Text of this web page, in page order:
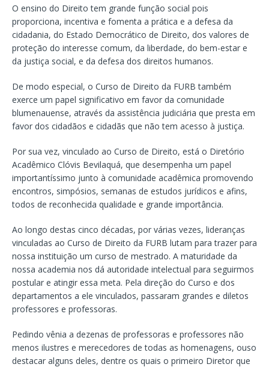
O ensino do Direito tem grande função social pois
proporciona, incentiva e fomenta a prática e a defesa da
cidadania, do Estado Democrático de Direito, dos valores de
proteção do interesse comum, da liberdade, do bem-estar e
da justiça social, e da defesa dos direitos humanos.
De modo especial, o Curso de Direito da FURB também
exerce um papel significativo em favor da comunidade
blumenauense, através da assistência judiciária que presta em
favor dos cidadãos e cidadãs que não tem acesso à justiça.
Por sua vez, vinculado ao Curso de Direito, está o Diretório
Acadêmico Clóvis Bevilaquá, que desempenha um papel
importantíssimo junto à comunidade acadêmica promovendo
encontros, simpósios, semanas de estudos jurídicos e afins,
todos de reconhecida qualidade e grande importância.
Ao longo destas cinco décadas, por várias vezes, lideranças
vinculadas ao Curso de Direito da FURB lutam para trazer para
nossa instituição um curso de mestrado. A maturidade da
nossa academia nos dá autoridade intelectual para seguirmos
postular e atingir essa meta. Pela direção do Curso e dos
departamentos a ele vinculados, passaram grandes e diletos
professores e professoras.
Pedindo vênia a dezenas de professoras e professores não
menos ilustres e merecedores de todas as homenagens, ouso
destacar alguns deles, dentre os quais o primeiro Diretor que